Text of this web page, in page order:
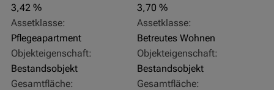
3,42 %
Assetklasse:
Pflegeapartment
Objekteigenschaft:
Bestandsobjekt
Gesamtfläche:
3,70 %
Assetklasse:
Betreutes Wohnen
Objekteigenschaft:
Bestandsobjekt
Gesamtfläche: